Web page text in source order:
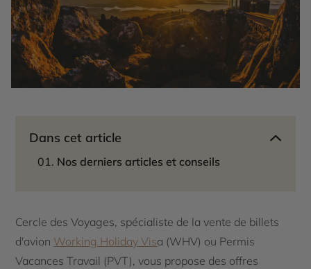
Dans cet article
Nos derniers articles et conseils
Cercle des Voyages, spécialiste de la vente de billets
d'avion Working Holiday Visa (WHV) ou Permis
Vacances Travail (PVT), vous propose des offres